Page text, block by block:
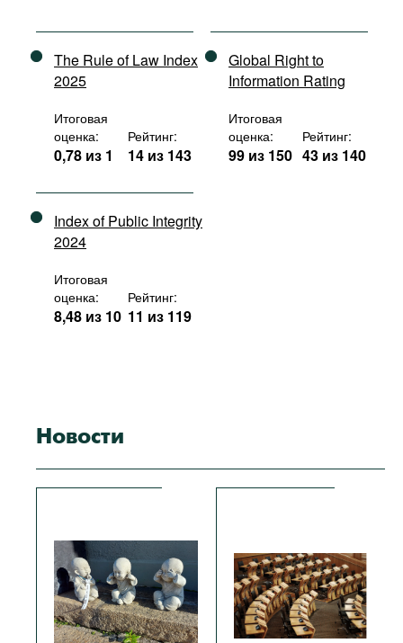
The Rule of Law Index
2025
Итоговая
оценка:
0,78 из 1
Рейтинг:
14 из 143
Global Right to
Information Rating
Итоговая
оценка:
99 из 150
Рейтинг:
43 из 140
Index of Public Integrity
2024
Итоговая
оценка:
8,48 из 10
Рейтинг:
11 из 119
Новости